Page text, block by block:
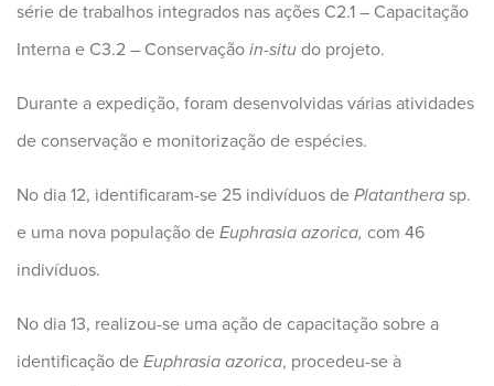
série de trabalhos integrados nas ações C2.1 – Capacitação
Interna e C3.2 – Conservação in-situ do projeto.
Durante a expedição, foram desenvolvidas várias atividades
de conservação e monitorização de espécies.
No dia 12, identificaram-se 25 indivíduos de Platanthera sp.
e uma nova população de Euphrasia azorica, com 46
indivíduos.
No dia 13, realizou-se uma ação de capacitação sobre a
identificação de Euphrasia azorica, procedeu-se à